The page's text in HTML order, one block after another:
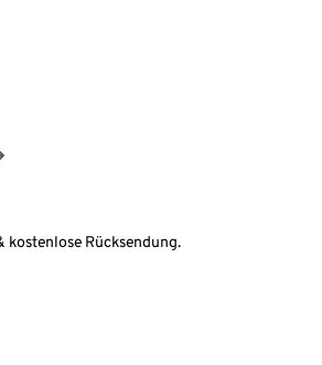
kostenlose Rücksendung.